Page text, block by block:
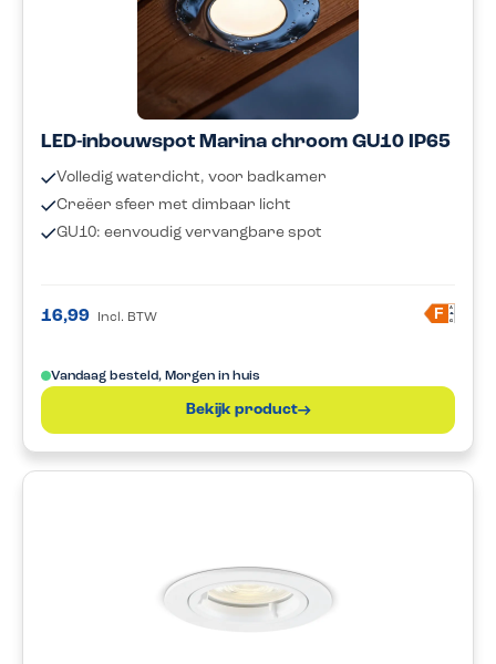
LED-inbouwspot Marina chroom GU10 IP65
Volledig waterdicht, voor badkamer
Creëer sfeer met dimbaar licht
GU10: eenvoudig vervangbare spot
16,99 Incl. BTW F A
G
Vandaag besteld, Morgen in huis
Bekijk product